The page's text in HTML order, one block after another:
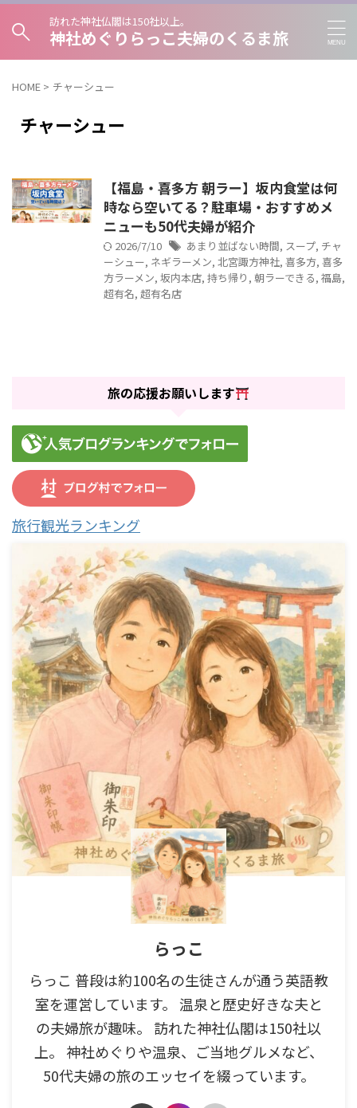
訪れた神社仏閣は150社以上。
神社めぐりらっこ夫婦のくるま旅
HOME > チャーシュー
チャーシュー
【福島・喜多方 朝ラー】坂内食堂は何
時なら空いてる？駐車場・おすすめメ
ニューも50代夫婦が紹介
2026/7/10 あまり並ばない時間, スープ, チャ
ーシュー, ネギラーメン, 北宮諏方神社, 喜多方, 喜多
方ラーメン, 坂内本店, 持ち帰り , 朝ラーできる, 福島,
超有名, 超有名店
旅の応援お願いします
旅行観光ランキング
らっこ
らっこ 普段は約100名の生徒さんが通う英語教
室を運営しています。 温泉と歴史好きな夫と
の夫婦旅が趣味。 訪れた神社仏閣は150社以
上。 神社めぐりや温泉、ご当地グルメなど、
50代夫婦の旅のエッセイを綴っています。